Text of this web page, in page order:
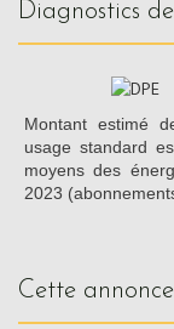
diagnostics
Montant estimé
usage standard
moyens des
2023
cette